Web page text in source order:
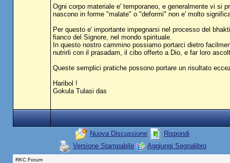
Ogni corpo materiale e' temporaneo, e generalmente vi si
nascono in forme "malate" o "deformi" non e' molto
Per questo e' importante impegnarsi nel processo del
fianco del Signore, nel mondo spirituale.
In questo nostro cammino possiamo portarci dietro
nutrirli con il prasadam, il cibo offerto a Dio, e far loro
Queste semplici pratiche possono portare un risultato
Haribol !
Gokula Tulasi das
Nuova Discussione
Rispondi
Versione Stampabile
Aggiungi Segnalibro
RKC Forum